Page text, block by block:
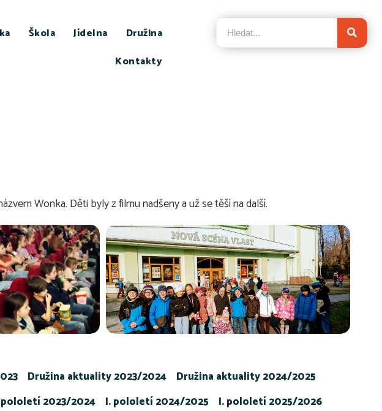
Škola Jídelna
Družina
Kontakty
Wonka. Děti byly z filmu nadšeny a už se těší na další.
Družina aktuality 2023/2024
Družina aktuality 2024/2025
2023/2024 I. pololetí 2024/2025
I. pololetí 2025/2026